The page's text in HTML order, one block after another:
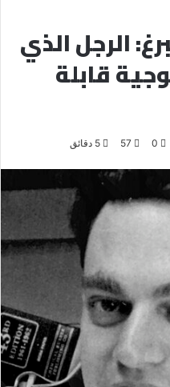
الرجل الذي
قابلة
0
57